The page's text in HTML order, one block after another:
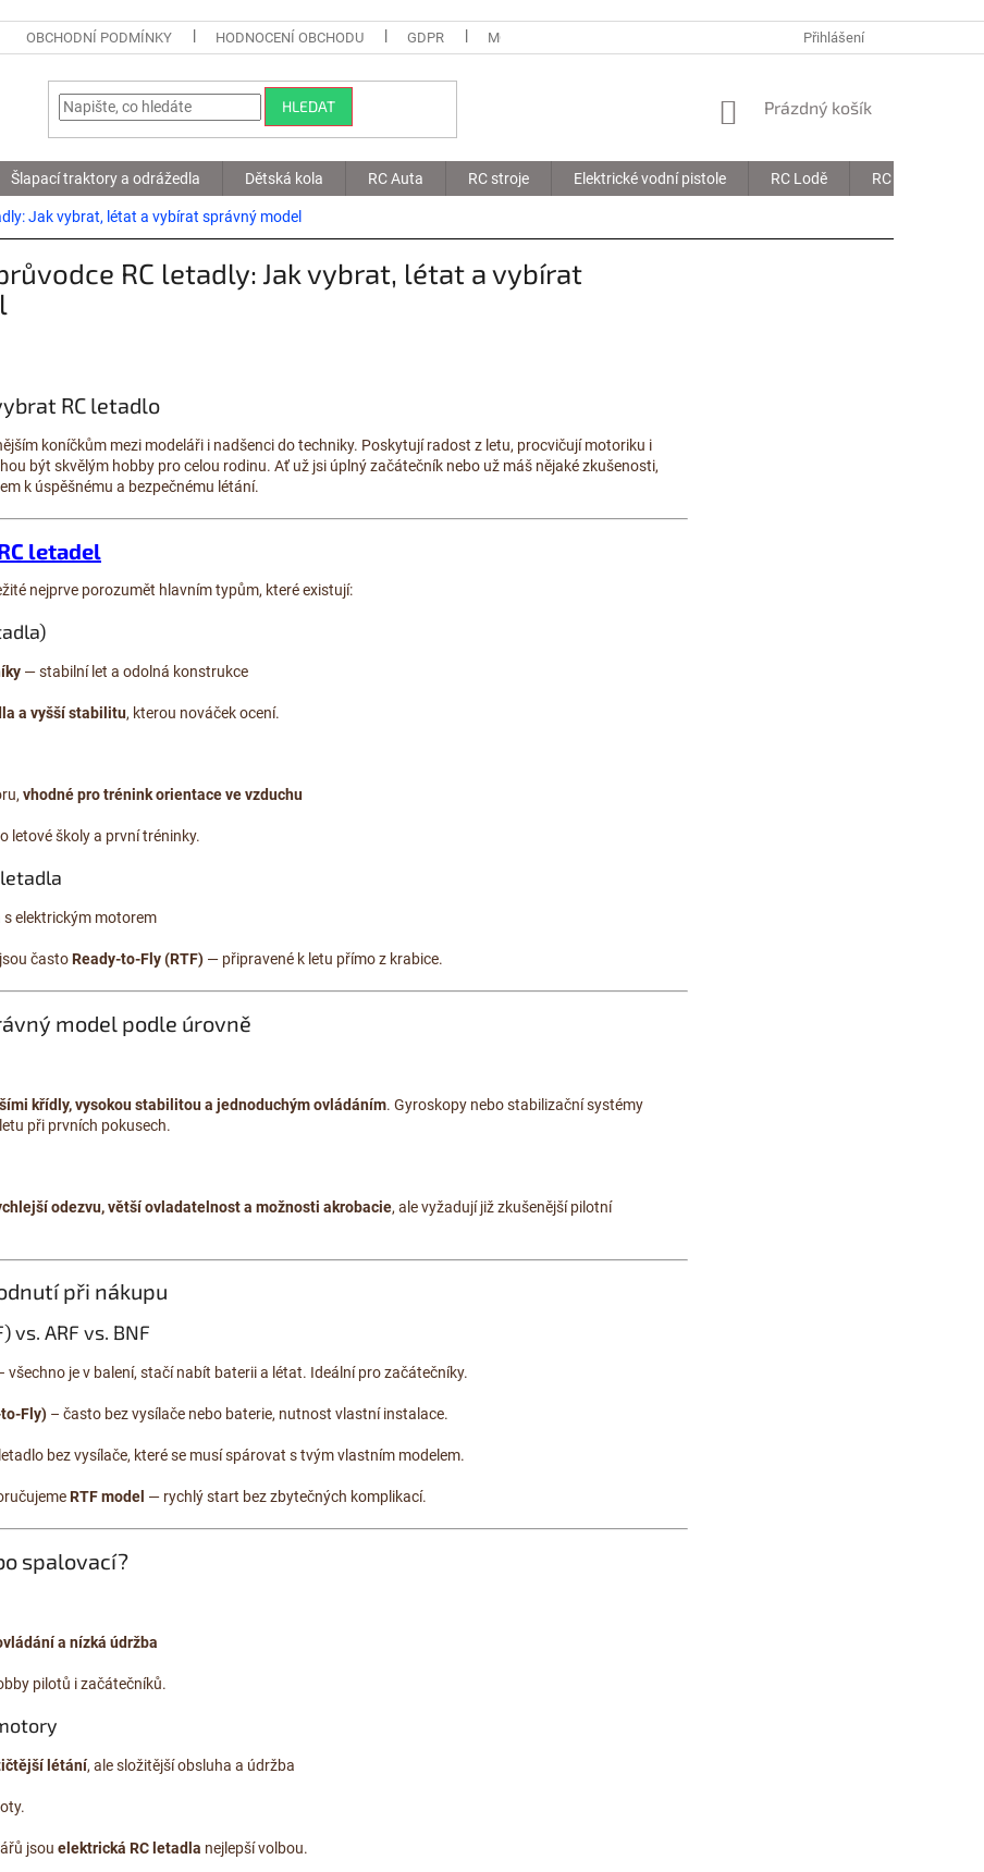
OBCHODNÍ PODMÍNKY HODNOCENÍ OBCHODU GDPR MOJE OBJEDNÁVKA Přihlášení
HLEDAT
NÁKUPNÍ
Prázdný košík
Šlapací traktory a odrážedla Dětská kola RC Auta RC stroje Elektrické vodní pistole RC Lodě RC Drony
Jak vybrat, létat a vybírat správný model
RC letadly: Jak vybrat, létat a vybírat
RC letadlo
koníčkům mezi modeláři i nadšenci do techniky. Poskytují radost z letu, procvičují motoriku i
být skvělým hobby pro celou rodinu. Ať už jsi úplný začátečník nebo už máš nějaké zkušenosti,
k úspěšnému a bezpečnému létání.
letadel
nejprve porozumět hlavním typům, které existují:
— stabilní let a odolná konstrukce
a vyšší stabilitu, kterou nováček ocení.
vhodné pro trénink orientace ve vzduchu
letové školy a první tréninky.
s elektrickým motorem
častoReady-to-Fly (RTF) — připravené k letu přímo z krabice.
model podle úrovně
křídly, vysokou stabilitou a jednoduchým ovládáním. Gyroskopy nebo stabilizační systémy
při prvních pokusech.
odezvu, větší ovladatelnost a možnosti akrobacie, ale vyžadují již zkušenější pilotní
při nákupu
vs. ARF vs. BNF
všechno je v balení, stačí nabít baterii a létat. Ideální pro začátečníky.
Fly) – často bez vysílače nebo baterie, nutnost vlastní instalace.
bez vysílače, které se musí spárovat s tvým vlastním modelem.
RTF model — rychlý start bez zbytečných komplikací.
spalovací?
a nízká údržba
pilotů i začátečníků.
létání, ale složitější obsluha a údržba
jsou elektrická RC letadla nejlepší volbou.